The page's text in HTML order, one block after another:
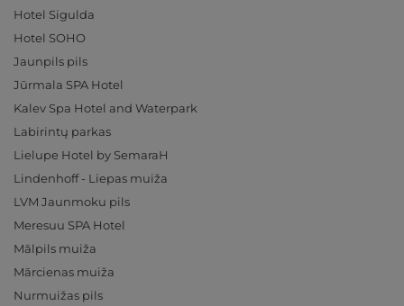
Hotel Sigulda
Hotel SOHO
Jaunpils pils
Jūrmala SPA Hotel
Kalev Spa Hotel and Waterpark
Labirintų parkas
Lielupe Hotel by SemaraH
Lindenhoff - Liepas muiža
LVM Jaunmoku pils
Meresuu SPA Hotel
Mālpils muiža
Mārcienas muiža
Nurmuižas pils